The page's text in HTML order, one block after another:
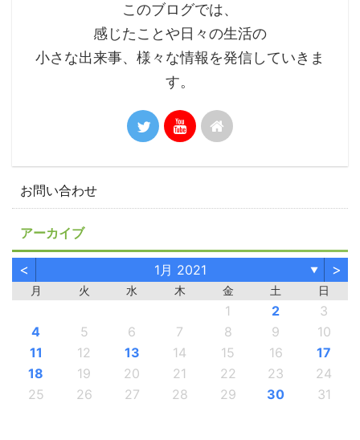
このブログでは、
感じたことや日々の生活の
小さな出来事、様々な情報を発信していきま
す。
お問い合わせ
アーカイブ
< 1月 2021 ▼ >
月 火 水 木 金 土 日
1 2
3
4
5 6 7 8 9
10
11
12 13 14 15 16
17
18
19 20 21 22 23
24
25
26 27 28 29 30 31